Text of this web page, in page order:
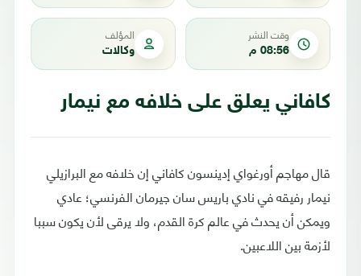
وقت النشر
08:56 م
المؤلف
وكالات
كافاني يعلق على خلافه مع نيمار
قال مهاجم أورغواي إدينسون كافاني إن خلافه مع البرازيلي
نيمار رفيقه في نادي باريس سان جيرمان الفرنسي؛ عادي
ويمكن أن يحدث في عالم كرة القدم، ولا يرقى لأن يكون سببا
لأزمة بين اللاعبين.